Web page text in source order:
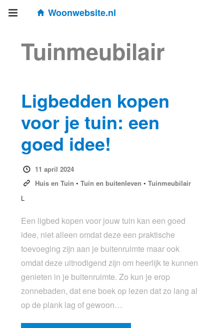
Woonwebsite.nl
Tuinmeubilair
Ligbedden kopen
voor je tuin: een
goed idee!
11 april 2024
Huis en Tuin • Tuin en buitenleven • Tuinmeubilair
L
Een ligbed kopen voor jouw tuin kan een goed
idee, niet alleen omdat deze een praktische
toevoeging zijn aan je buitenruimte maar ook
omdat deze uitnodigend zijn om heerlijk te kunnen
genieten in je buitenruimte. Zo kun je erop
zonnebaden, dat ene boek op lezen dat zo lang al
op de plank lag of gewoon…